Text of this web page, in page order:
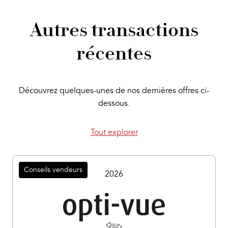
Autres transactions
récentes
Découvrez quelques-unes de nos dernières offres ci-
dessous.
Tout explorer
Conseils vendeurs 2026